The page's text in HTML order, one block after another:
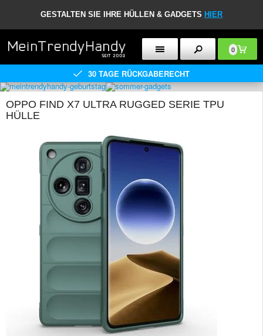
GESTALTEN SIE IHRE HÜLLEN & GADGETS HIER
0
30 TAGE RÜCKGABERECHT
OPPO FIND X7 ULTRA RUGGED SERIE TPU
HÜLLE